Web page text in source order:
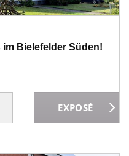
Bielefelder Süden!